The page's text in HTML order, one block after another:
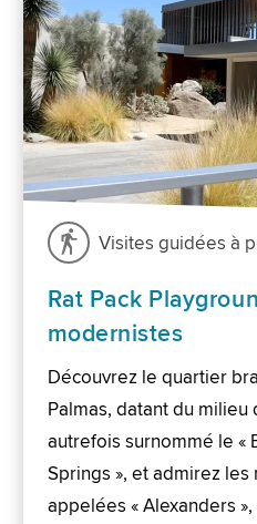
Visites guidées à
Rat Pack
modernistes
Découvrez le quartier
Palmas, datant du milieu
autrefois surnommé le «
Springs », et admirez
appelées « Alexanders